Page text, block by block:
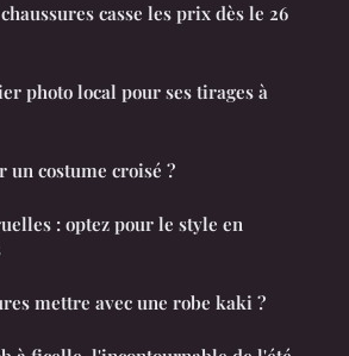
casse les prix dès le 26
photo local pour ses tirages à
un costume croisé ?
: optez pour le style en
mettre avec une robe kaki ?